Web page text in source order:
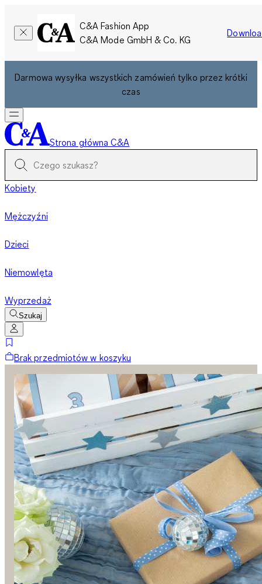
C&A Fashion App
C&A Mode GmbH & Co. KG
Darmowa wysyłka wszystkich zamówień tylko przez krótki
czas
Strona główna C&A
Kobiety
Mężczyźni
Dzieci
Niemowlęta
Wyprzedaż
Szukaj
Brak przedmiotów w koszyku